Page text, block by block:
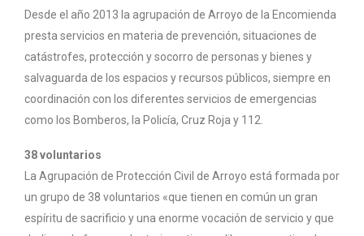
Desde el año 2013 la agrupación de Arroyo de la Encomienda
presta servicios en materia de prevención, situaciones de
catástrofes, protección y socorro de personas y bienes y
salvaguarda de los espacios y recursos públicos, siempre en
coordinación con los diferentes servicios de emergencias
como los Bomberos, la Policía, Cruz Roja y 112.
38 voluntarios
La Agrupación de Protección Civil de Arroyo está formada por
un grupo de 38 voluntarios «que tienen en común un gran
espíritu de sacrificio y una enorme vocación de servicio y que